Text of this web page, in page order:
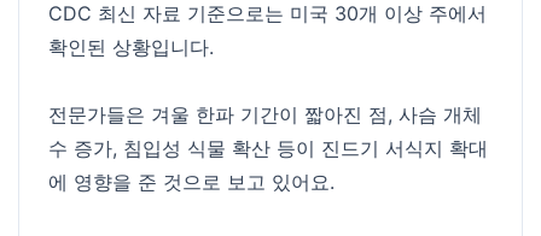
CDC 최신 자료 기준으로는 미국 30개 이상 주에서
확인된 상황입니다.
전문가들은 겨울 한파 기간이 짧아진 점, 사슴 개체
수 증가, 침입성 식물 확산 등이 진드기 서식지 확대
에 영향을 준 것으로 보고 있어요.